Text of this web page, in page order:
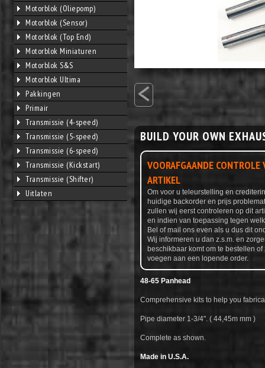
Motorblok (Oliepomp)
Motorblok (Sensor)
Motorblok (Top End)
Motorblok Miniaturen
Motorblok S&S
Motorblok Ultima
Pakkingen
Primair
Transmissie (4-speed)
Transmissie (5-speed)
Transmissie (6-speed)
Transmissie (Kickstart)
Transmissie (Shifter)
Uitlaten
<
BUILD YOUR OWN
VOORAFGAANDE CONTROLE
ARTIKEL
Om voor u teleurstelling en
huidige backorder en prijs
zullen wij eerst controleren op dit
en indien van toepassing tegen
Bel of mail ons even als u dus dit
Wij informeren u dan z.s.m. en
beschikbaar komt om te bestellen
voegen aan een lopende order.
48-65 Panhead
Comprehensive kits to help you
Pipe diameter 1-3/4". ( 44,45m mm )
Complete as shown.
Made in U.S.A.